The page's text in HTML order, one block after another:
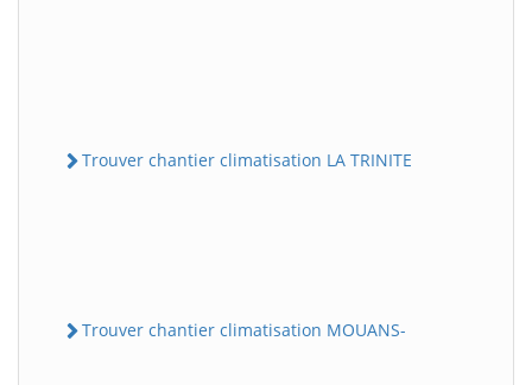
Trouver chantier climatisation LA TRINITE
Trouver chantier climatisation MOUANS-